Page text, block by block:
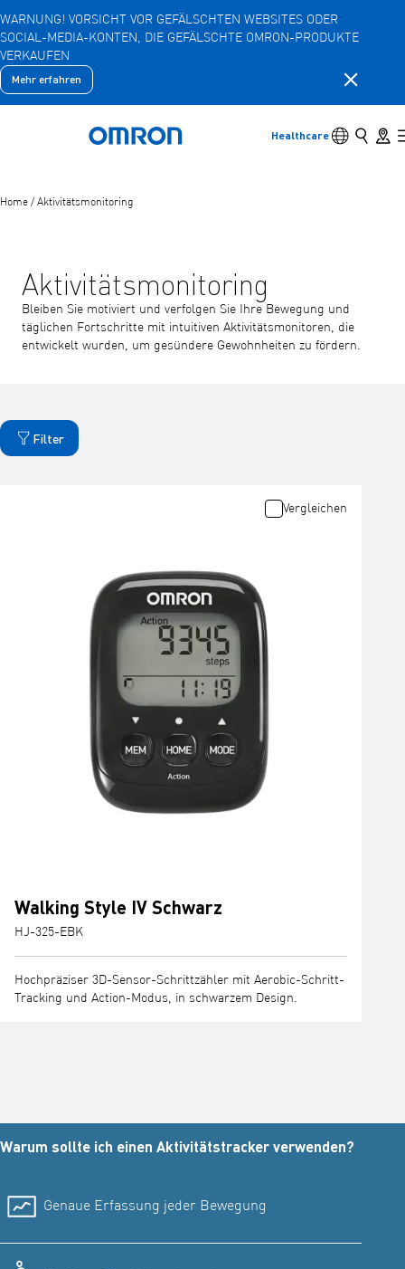
Zum
Hauptinhalt
springen
WARNUNG! VORSICHT VOR GEFÄLSCHTEN WEBSITES ODER
SOCIAL-MEDIA-KONTEN, DIE GEFÄLSCHTE OMRON-PRODUKTE
VERKAUFEN
Mehr erfahren
Zurück nach Hause
Healthcare Suche
Zurück
Zurück zum vorherigen Menü
Produkte
Home / Aktivitätsmonitoring
Aktivitätsmonitoring
Bleiben Sie motiviert und verfolgen Sie Ihre Bewegung und
täglichen Fortschritte mit intuitiven Aktivitätsmonitoren, die
entwickelt wurden, um gesündere Gewohnheiten zu fördern.
Filter
Walking Style IV Schwarz
HJ-325-EBK
Hochpräziser 3D-Sensor-Schrittzähler mit Aerobic-Schritt-
Tracking und Action-Modus, in schwarzem Design.
Vergleichen
Warum sollte ich einen Aktivitätstracker verwenden?
Genaue Erfassung jeder Bewegung